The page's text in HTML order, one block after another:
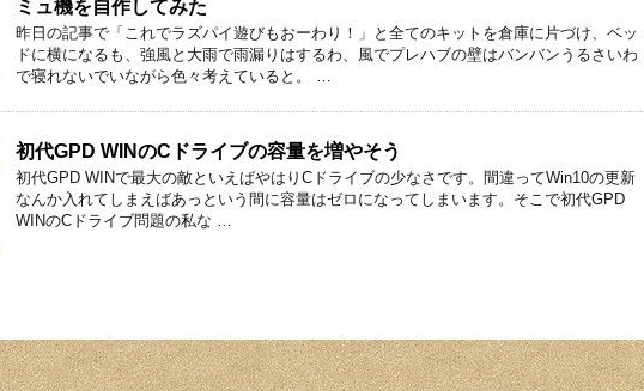
ミュ機を自作してみた
昨日の記事で「これでラズパイ遊びもおーわり！」と全てのキットを倉庫に片づけ、ベッ
ドに横になるも、強風と大雨で雨漏りはするわ、風でプレハブの壁はバンバンうるさいわ
で寝れないでいながら色々考えていると。 …
初代GPD WINのCドライブの容量を増やそう
初代GPD WINで最大の敵といえばやはりCドライブの少なさです。間違ってWin10の更新
なんか入れてしまえばあっという間に容量はゼロになってしまいます。そこで初代GPD
WINのCドライブ問題の私な …